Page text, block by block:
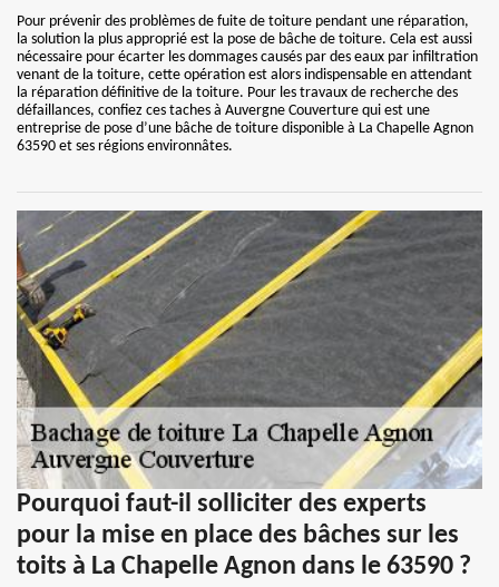
Pour prévenir des problèmes de fuite de toiture pendant une réparation,
la solution la plus approprié est la pose de bâche de toiture. Cela est aussi
nécessaire pour écarter les dommages causés par des eaux par infiltration
venant de la toiture, cette opération est alors indispensable en attendant
la réparation définitive de la toiture. Pour les travaux de recherche des
défaillances, confiez ces taches à Auvergne Couverture qui est une
entreprise de pose d’une bâche de toiture disponible à La Chapelle Agnon
63590 et ses régions environnâtes.
Pourquoi faut-il solliciter des experts
pour la mise en place des bâches sur les
toits à La Chapelle Agnon dans le 63590 ?